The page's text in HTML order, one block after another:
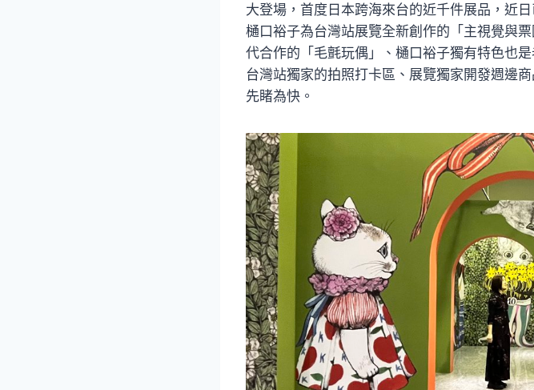
大登場，首度日本跨海來台的近千件展品，近
樋口裕子為台灣站展覽全新創作的「主視覺與
代合作的「毛氈玩偶」、樋口裕子獨有特色也
台灣站獨家的拍照打卡區、展覽獨家開發週邊
先睹為快。